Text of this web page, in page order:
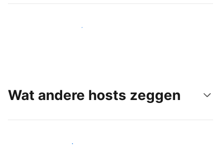
Bereik vandaag nog nieuwe gasten
Wat andere hosts zeggen
Word een van onze vele hosts